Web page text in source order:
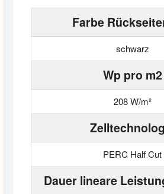
Farbe
schwarz
Wp pro m2
208 W/m²
PERC Half Cut
Dauer lineare